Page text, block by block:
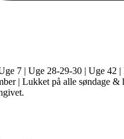
7 | Uge 28-29-30 | Uge 42 |
| Lukket på alle søndage &